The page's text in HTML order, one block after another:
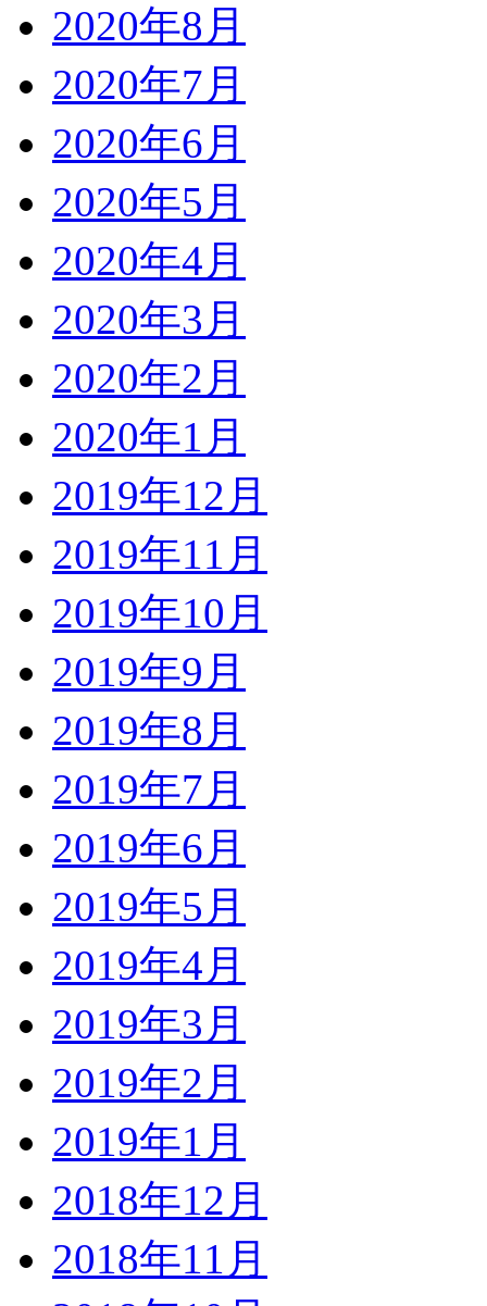
2020年8月
2020年7月
2020年6月
2020年5月
2020年4月
2020年3月
2020年2月
2020年1月
2019年12月
2019年11月
2019年10月
2019年9月
2019年8月
2019年7月
2019年6月
2019年5月
2019年4月
2019年3月
2019年2月
2019年1月
2018年12月
2018年11月